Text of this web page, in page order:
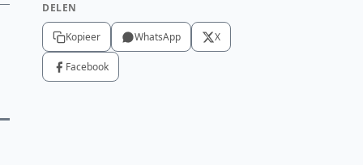
DELEN
Kopieer WhatsApp X
Facebook